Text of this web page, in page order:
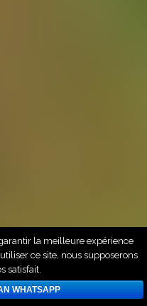
la meilleure expérience
ce site, nous supposerons
satisfait.
WHATSAPP